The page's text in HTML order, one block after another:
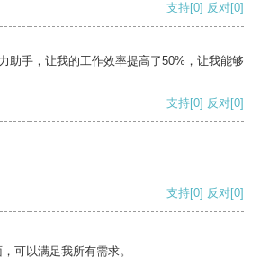
支持[0] 反对[0]
助手，让我的工作效率提高了50%，让我能够
支持[0] 反对[0]
支持[0] 反对[0]
可以满足我所有需求。